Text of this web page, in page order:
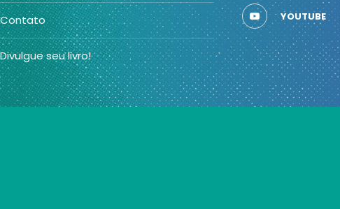
Contato
Divulgue seu livro!
YOUTUBE